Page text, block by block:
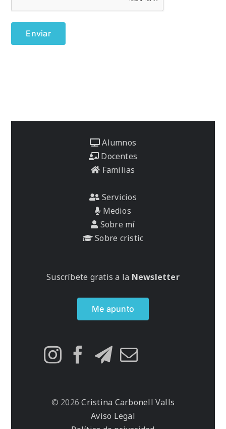
Alumnos
Docentes
Familias
Servicios
Medios
Sobre mí
Sobre cristic
Suscríbete gratis a la Newsletter
Me apunto
© 2026 Cristina Carbonell Valls
Aviso Legal